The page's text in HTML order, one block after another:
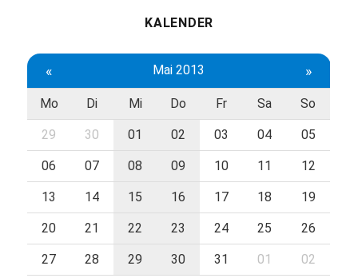
KALENDER
« Mai 2013 »
Mo Di Mi Do Fr Sa So
29 30 01 02 03 04 05
06 07 08 09 10 11 12
13 14 15 16 17 18 19
20 21 22 23 24 25 26
27 28 29 30 31 01 02